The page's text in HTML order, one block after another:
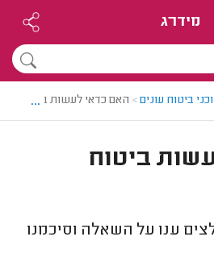
מידרג
ביטוח עונים> האם כדאי לעשות ביטוח
...
ביטוח
ענו על השאלה וסיכמנו